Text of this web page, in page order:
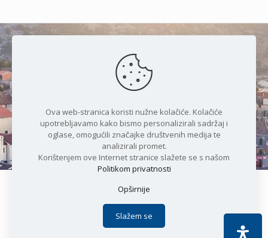
Čudesan spoj kristalnog mora i
prirode
Copyright © 2021 Općina Karlobag | Sva prava pridržana |
Politika privatnosti
Apoc IT
Ova web-stranica koristi nužne kolačiće. Kolačiće
upotrebljavamo kako bismo personalizirali sadržaj i
oglase, omogućili značajke društvenih medija te
analizirali promet.
Korištenjem ove Internet stranice slažete se s našom
Politikom privatnosti
Opširnije
Slažem se